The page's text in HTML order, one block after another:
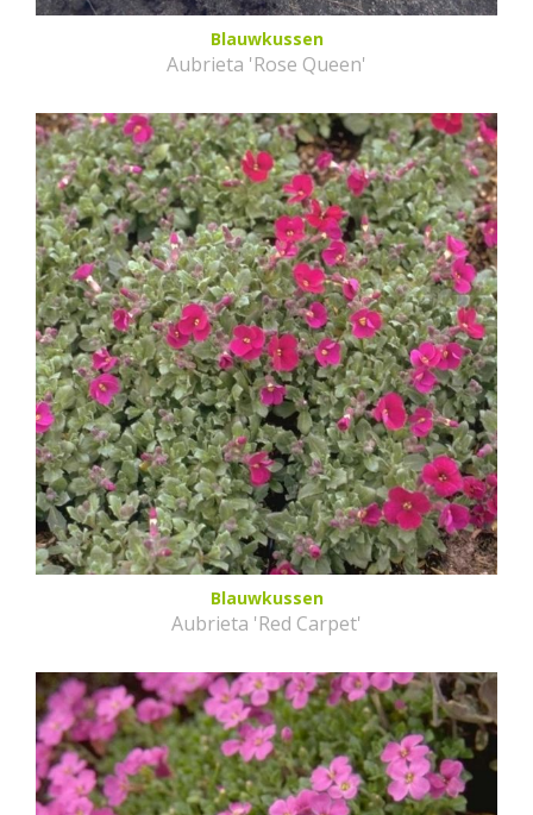
Blauwkussen
Aubrieta 'Rose Queen'
Blauwkussen
Aubrieta 'Red Carpet'